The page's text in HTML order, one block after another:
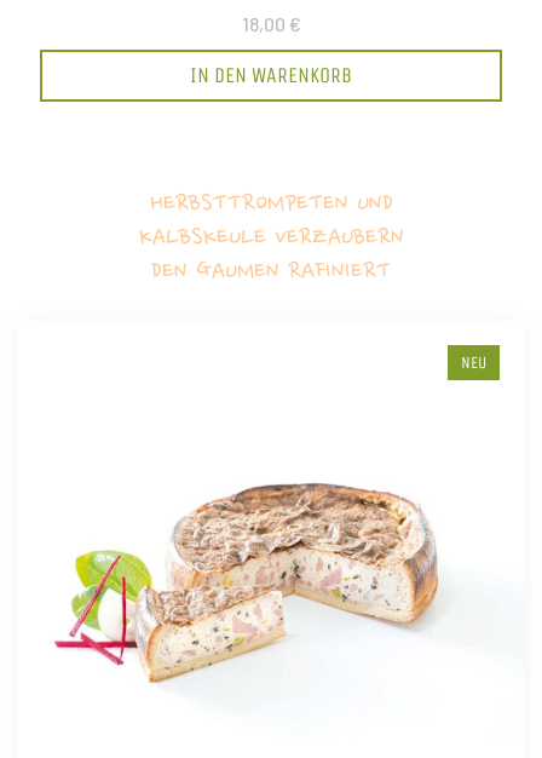
18,00 €
IN DEN WARENKORB
HERBSTTROMPETEN UND
KALBSKEULE VERZAUBERN
DEN GAUMEN RAFINIERT
NEU